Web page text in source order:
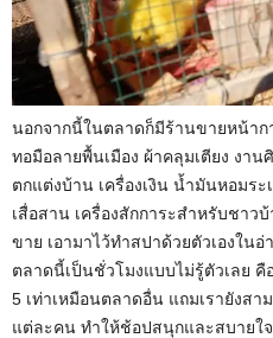
นอกจากนี้ในตลาดก็มีร้านขายหน้าก
ทอมือลายพื้นเมือง ผ้าคลุมเตียง งา
ตกแต่งบ้าน เครื่องเงิน น้ำมันหอมร
เสื่อสาน เครื่องสักการะสำหรับชาว
ขาย เอามาไว้ทำสปาด้วยตัวเองในอ่
ตลาดนี้เป็นชั่วโมงแบบไม่รู้ตัวเลย คื
5 เท่าเหมือนตลาดอื่น แถมเรายังส
แต่ละคน ทำให้ช้อปสนุกและสบายใจ